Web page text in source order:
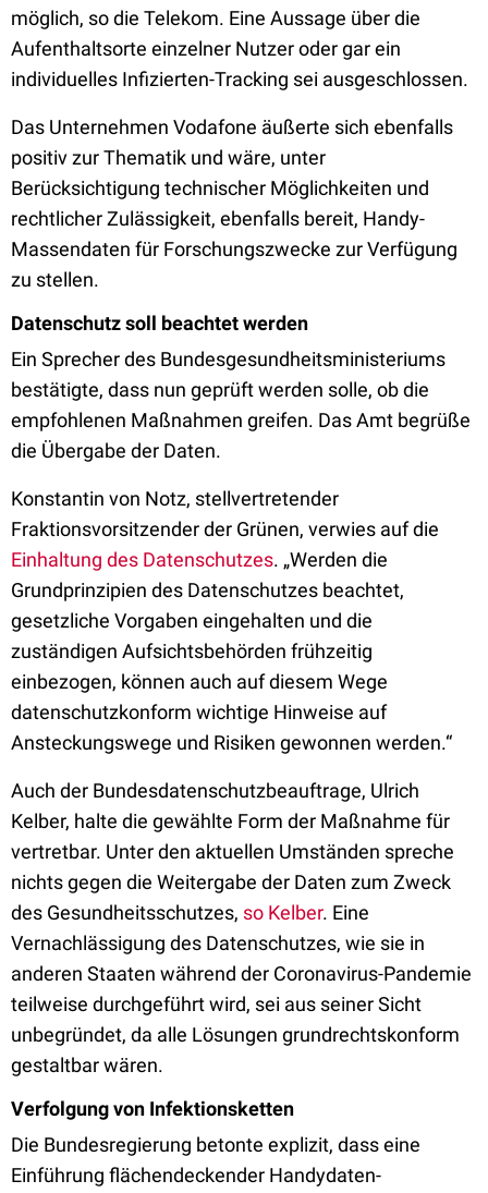
möglich, so die Telekom. Eine Aussage über die
Aufenthaltsorte einzelner Nutzer oder gar ein
individuelles Infizierten-Tracking sei ausgeschlossen.
Das Unternehmen Vodafone äußerte sich ebenfalls
positiv zur Thematik und wäre, unter
Berücksichtigung technischer Möglichkeiten und
rechtlicher Zulässigkeit, ebenfalls bereit, Handy-
Massendaten für Forschungszwecke zur Verfügung
zu stellen.
Datenschutz soll beachtet werden
Ein Sprecher des Bundesgesundheitsministeriums
bestätigte, dass nun geprüft werden solle, ob die
empfohlenen Maßnahmen greifen. Das Amt begrüße
die Übergabe der Daten.
Konstantin von Notz, stellvertretender
Fraktionsvorsitzender der Grünen, verwies auf die
Einhaltung des Datenschutzes. „Werden die
Grundprinzipien des Datenschutzes beachtet,
gesetzliche Vorgaben eingehalten und die
zuständigen Aufsichtsbehörden frühzeitig
einbezogen, können auch auf diesem Wege
datenschutzkonform wichtige Hinweise auf
Ansteckungswege und Risiken gewonnen werden.“
Auch der Bundesdatenschutzbeauftrage, Ulrich
Kelber, halte die gewählte Form der Maßnahme für
vertretbar. Unter den aktuellen Umständen spreche
nichts gegen die Weitergabe der Daten zum Zweck
des Gesundheitsschutzes, so Kelber. Eine
Vernachlässigung des Datenschutzes, wie sie in
anderen Staaten während der Coronavirus-Pandemie
teilweise durchgeführt wird, sei aus seiner Sicht
unbegründet, da alle Lösungen grundrechtskonform
gestaltbar wären.
Verfolgung von Infektionsketten
Die Bundesregierung betonte explizit, dass eine
Einführung flächendeckender Handydaten-